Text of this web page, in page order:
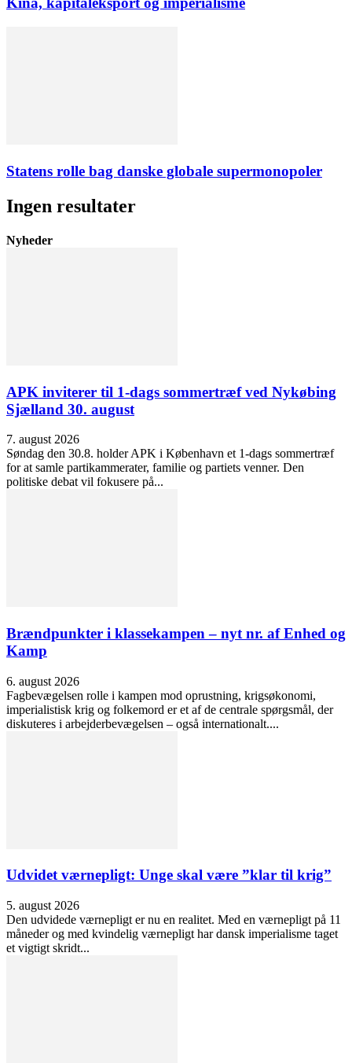
Statens rolle bag danske globale supermonopoler
Ingen resultater
Nyheder
APK inviterer til 1-dags sommertræf ved Nykøbing
Sjælland 30. august
7. august 2026
Søndag den 30.8. holder APK i København et 1-dags sommertræf
for at samle partikammerater, familie og partiets venner. Den
politiske debat vil fokusere på...
Brændpunkter i klassekampen – nyt nr. af Enhed og
Kamp
6. august 2026
Fagbevægelsen rolle i kampen mod oprustning, krigsøkonomi,
imperialistisk krig og folkemord er et af de centrale spørgsmål, der
diskuteres i arbejderbevægelsen – også internationalt....
Udvidet værnepligt: Unge skal være ”klar til krig”
5. august 2026
Den udvidede værnepligt er nu en realitet. Med en værnepligt på 11
måneder og med kvindelig værnepligt har dansk imperialisme taget
et vigtigt skridt...